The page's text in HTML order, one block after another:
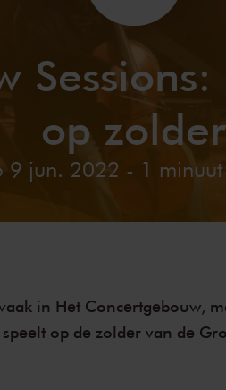
op zolder
9 jun. 2022 - 1
in Het Concertgebouw,
op de zolder van de